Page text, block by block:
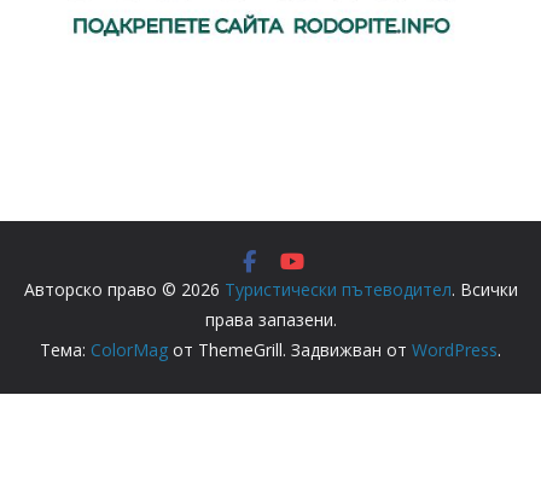
Авторско право © 2026 Туристически пътеводител. Всички
права запазени.
Тема: ColorMag от ThemeGrill. Задвижван от WordPress.